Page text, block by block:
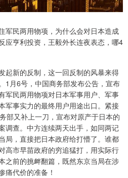
军民两用物项，为什么会对日本造成
应亨利投资，王毅外长连夜表态，哪4
起新的反制，这一回反制的风暴来得
1月6号，中国商务部发布公告，宣布
军民两用物项对日本军事用户、军事
军事实力的最终用户用途出口。紧接
部又补上一刀，宣布对原产于日本的
调查。中方连续两天出手，如同两记
局，直接把日本政府给打懵了。谁都
高市早苗政府的穷追猛打，用实际行
之前的挑衅翻篇，既然东京当局在涉
痛代价的准备！